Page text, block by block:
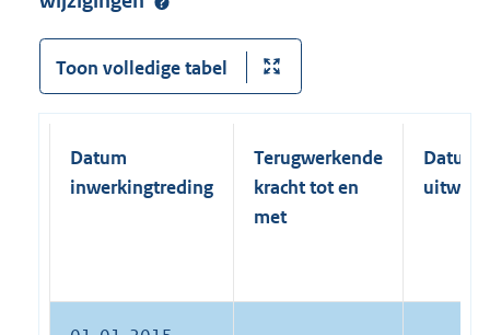
Toon volledige tabel
Datum
inwerkingtreding
Terugwerkende
kracht tot en
met
Datum